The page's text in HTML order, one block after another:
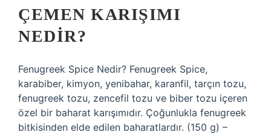
ÇEMEN KARIŞIMI
NEDIR?
Fenugreek Spice Nedir? Fenugreek Spice,
karabiber, kimyon, yenibahar, karanfil, tarçın tozu,
fenugreek tozu, zencefil tozu ve biber tozu içeren
özel bir baharat karışımıdır. Çoğunlukla fenugreek
bitkisinden elde edilen baharatlardır. (150 g) –